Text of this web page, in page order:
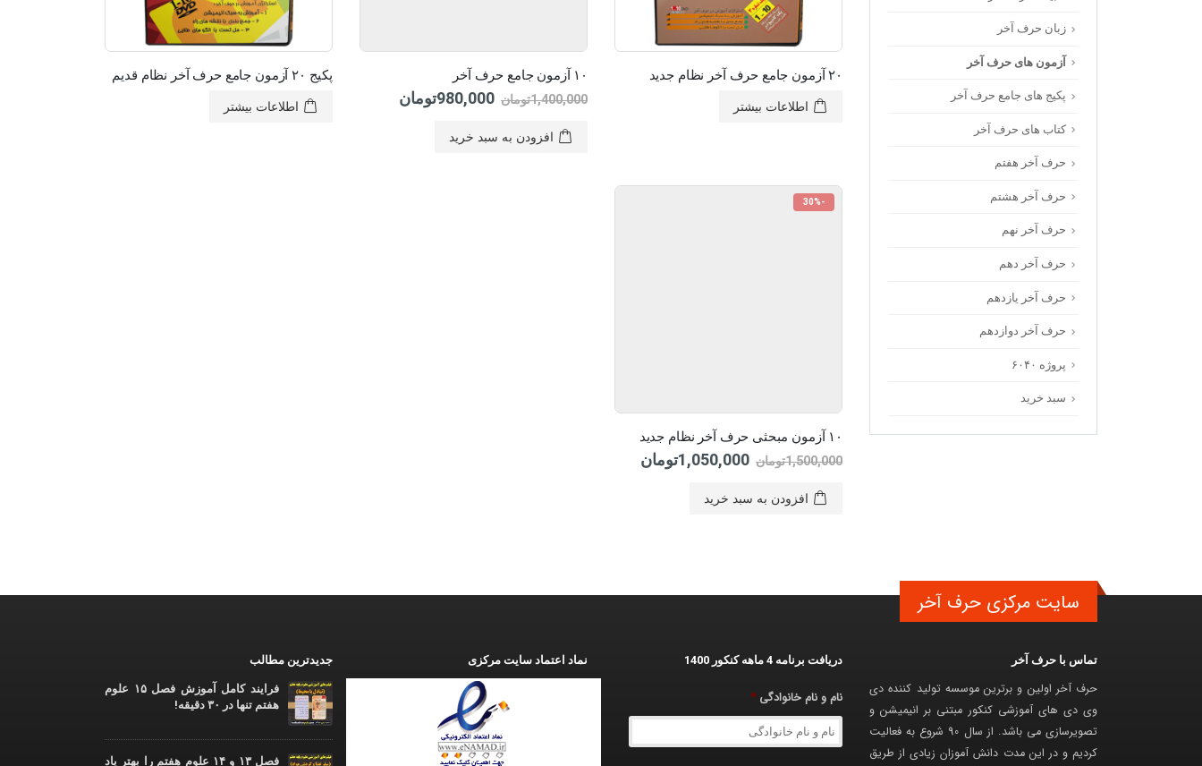
۲۰ آزمون جامع حرف آخر نظام جدید
اطلاعات بیشتر
۱۰ آزمون جامع حرف آخر
1,400,000تومان 980,000تومان
افزودن به سبد خرید
پکیج ۲۰ آزمون جامع حرف آخر نظام قدیم
اطلاعات بیشتر
-30%
۱۰ آزمون مبحثی حرف آخر نظام جدید
1,500,000تومان 1,050,000تومان
افزودن به سبد خرید
زبان حرف آخر
آزمون های حرف آخر
پکیج های جامع حرف آخر
کتاب های حرف آخر
حرف آخر هفتم
حرف آخر هشتم
حرف آخر نهم
حرف آخر دهم
حرف آخر یازدهم
حرف آخر دوازدهم
پروژه ۶۰۴۰
سبد خرید
سایت مرکزی حرف آخر
تماس با حرف آخر
حرف آخر اولین و برترین موسسه تولید کننده دی
وی دی های آموزشی کنکور مبتنی بر انیمیشن و
تصویرسازی می باشد. از سال 90 شروع به فعالیت
کردیم و در این مدت دانش آموزان زیادی از طریق
دریافت برنامه 4 ماهه کنکور 1400
نام و نام خانوادگی *
نماد اعتماد سایت مرکزی جدیدترین مطالب
فرایند کامل آموزش فصل ۱۵ علوم
هفتم تنها در ۳۰ دقیقه!
فصل ۱۳ و ۱۴ علوم هفتم را بهتر یاد